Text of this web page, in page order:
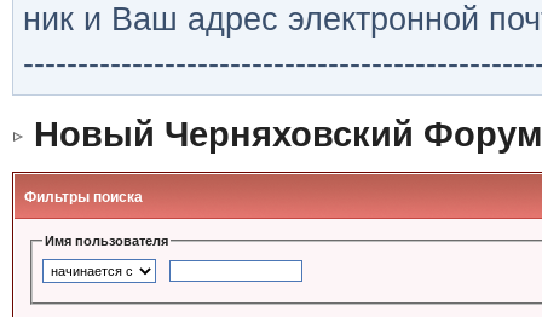
ник и Ваш адрес электронной
Новый Черняховский Форум
Фильтры поиска
Имя пользователя